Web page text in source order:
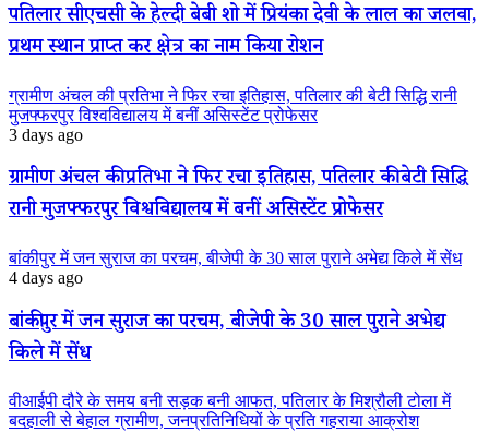
पतिलार सीएचसी के हेल्दी बेबी शो में प्रियंका देवी के लाल का जलवा,
प्रथम स्थान प्राप्त कर क्षेत्र का नाम किया रोशन
ग्रामीण अंचल की प्रतिभा ने फिर रचा इतिहास, पतिलार की बेटी सिद्धि रानी
मुजफ्फरपुर विश्वविद्यालय में बनीं असिस्टेंट प्रोफेसर
3 days ago
ग्रामीण अंचल की प्रतिभा ने फिर रचा इतिहास, पतिलार की बेटी सिद्धि
रानी मुजफ्फरपुर विश्वविद्यालय में बनीं असिस्टेंट प्रोफेसर
बांकीपुर में जन सुराज का परचम, बीजेपी के 30 साल पुराने अभेद्य किले में सेंध
4 days ago
बांकीपुर में जन सुराज का परचम, बीजेपी के 30 साल पुराने अभेद्य
किले में सेंध
वीआईपी दौरे के समय बनी सड़क बनी आफत, पतिलार के मिश्रौली टोला में
बदहाली से बेहाल ग्रामीण, जनप्रतिनिधियों के प्रति गहराया आक्रोश